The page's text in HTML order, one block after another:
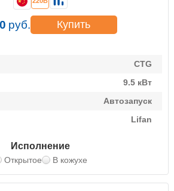
CTG
9.5 кВт
Автозапуск
Lifan
Исполнение
Открытое В кожухе
руб. Купить